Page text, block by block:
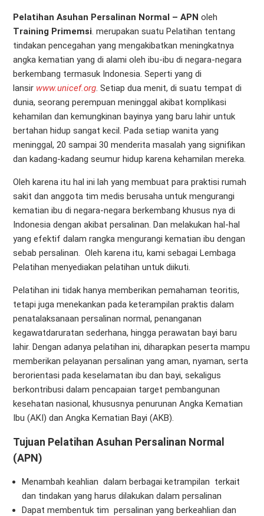
Pelatihan Asuhan Persalinan Normal – APN oleh
Training Primemsi merupakan suatu Pelatihan tentang
tindakan pencegahan yang mengakibatkan meningkatnya
angka kematian yang di alami oleh ibu-ibu di negara-negara
berkembang termasuk Indonesia. Seperti yang di
lansir www.unicef.org. Setiap dua menit, di suatu tempat di
dunia, seorang perempuan meninggal akibat komplikasi
kehamilan dan kemungkinan bayinya yang baru lahir untuk
bertahan hidup sangat kecil. Pada setiap wanita yang
meninggal, 20 sampai 30 menderita masalah yang signifikan
dan kadang-kadang seumur hidup karena kehamilan mereka.
Oleh karena itu hal ini lah yang membuat para praktisi rumah
sakit dan anggota tim medis berusaha untuk mengurangi
kematian ibu di negara-negara berkembang khusus nya di
Indonesia dengan akibat persalinan. Dan melakukan hal-hal
yang efektif dalam rangka mengurangi kematian ibu dengan
sebab persalinan. Oleh karena itu, kami sebagai Lembaga
Pelatihan menyediakan pelatihan untuk diikuti.
Pelatihan ini tidak hanya memberikan pemahaman teoritis,
tetapi juga menekankan pada keterampilan praktis dalam
penatalaksanaan persalinan normal, penanganan
kegawatdaruratan sederhana, hingga perawatan bayi baru
lahir. Dengan adanya pelatihan ini, diharapkan peserta mampu
memberikan pelayanan persalinan yang aman, nyaman, serta
berorientasi pada keselamatan ibu dan bayi, sekaligus
berkontribusi dalam pencapaian target pembangunan
kesehatan nasional, khususnya penurunan Angka Kematian
Ibu (AKI) dan Angka Kematian Bayi (AKB).
Tujuan Pelatihan Asuhan Persalinan Normal
(APN)
Menambah keahlian dalam berbagai ketrampilan terkait
dan tindakan yang harus dilakukan dalam persalinan
Dapat membentuk tim persalinan yang berkeahlian dan